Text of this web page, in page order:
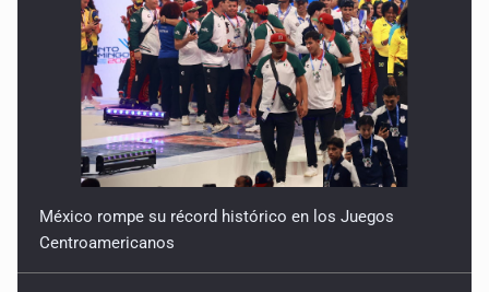
México rompe su récord histórico en los Juegos
Centroamericanos